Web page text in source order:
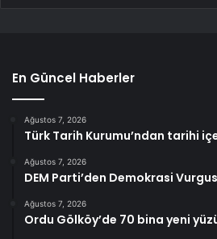
En Güncel Haberler
Ağustos 7, 2026
Türk Tarih Kurumu’ndan tarihi
Ağustos 7, 2026
DEM Parti’den Demokrasi
Ağustos 7, 2026
Ordu Gölköy’de 70 bina yeni